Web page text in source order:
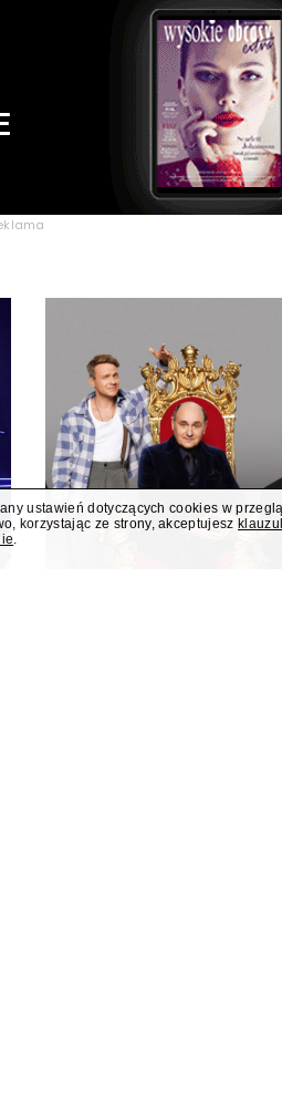
ustawień dotyczących cookies w
korzystając ze strony, akceptujesz
.